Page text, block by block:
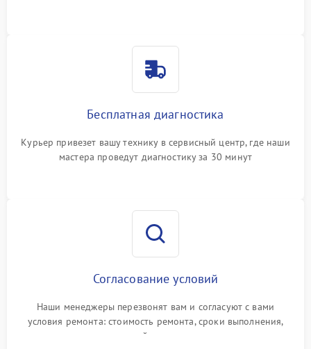
Бесплатная диагностика
Курьер привезет вашу технику в сервисный центр, где наши
мастера проведут диагностику за 30 минут
Согласование условий
Наши менеджеры перезвонят вам и согласуют с вами
условия ремонта: стоимость ремонта, сроки выполнения,
гарантийные условия